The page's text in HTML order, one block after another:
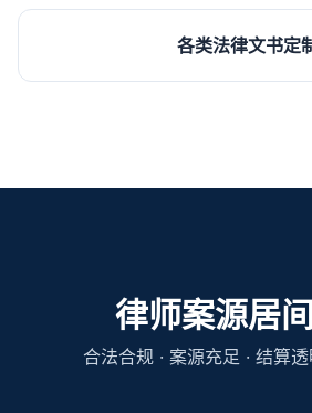
各类法律文书定
律师案源居
合法合规 · 案源充足 · 结算